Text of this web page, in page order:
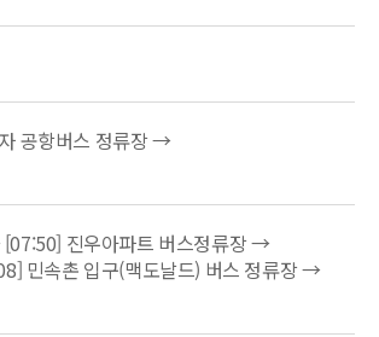
공항버스 정류장 →
진우아파트 버스정류장 →
민속촌 입구(맥도날드) 버스 정류장 →